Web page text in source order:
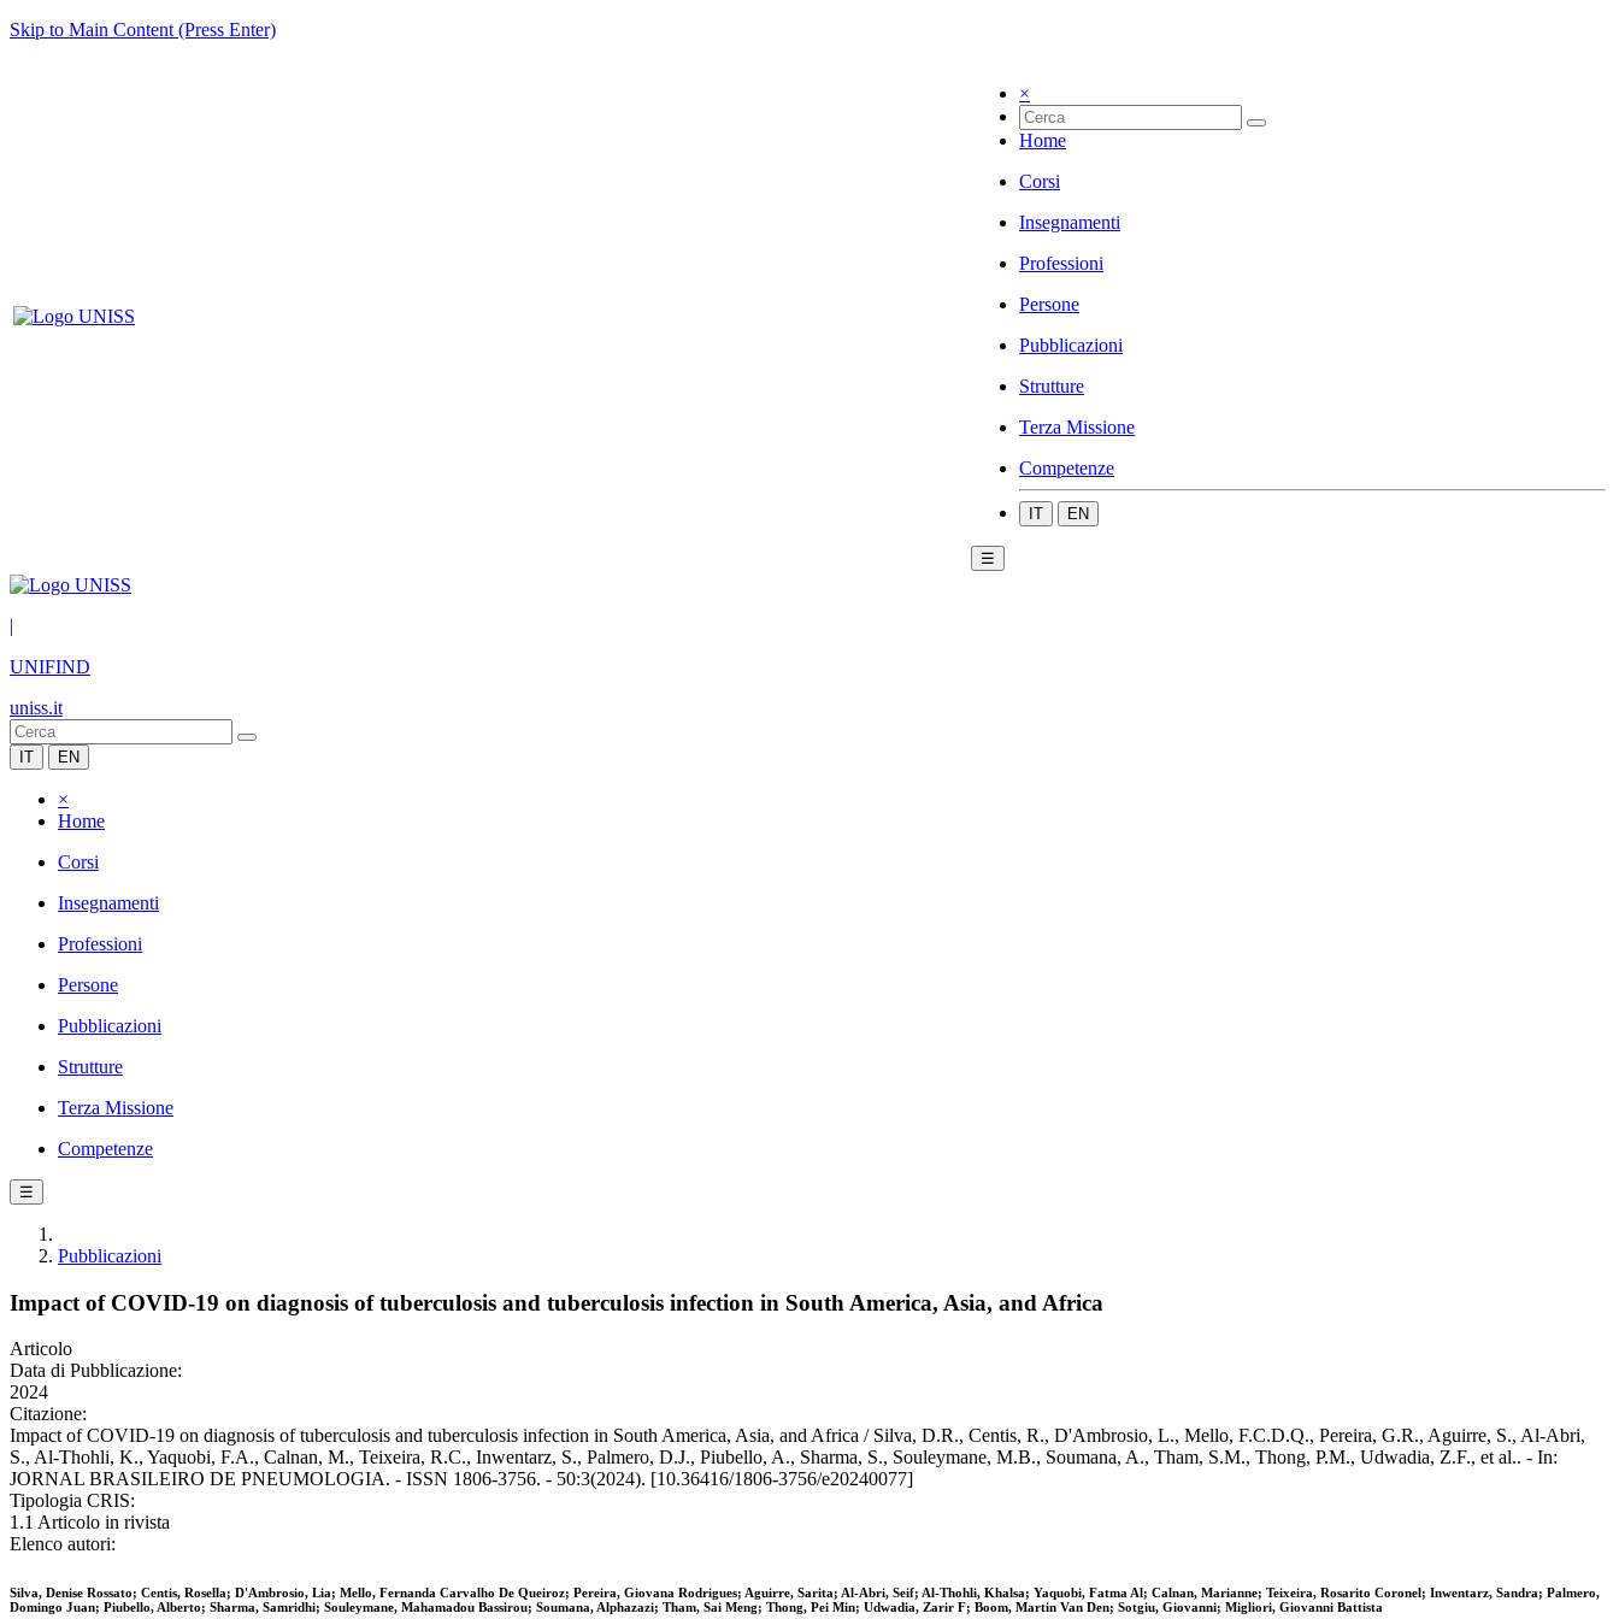
Skip to Main Content (Press Enter)
×
Home
Corsi
Insegnamenti
Professioni
Persone
Pubblicazioni
Strutture
Terza Missione
Competenze
IT EN
☰
|
UNIFIND
uniss.it
IT EN
×
Home
Corsi
Insegnamenti
Professioni
Persone
Pubblicazioni
Strutture
Terza Missione
Competenze
☰
Pubblicazioni
Impact of COVID-19 on diagnosis of tuberculosis and tuberculosis infection in South America, Asia, and Africa
Articolo
Data di Pubblicazione:
2024
Citazione:
Impact of COVID-19 on diagnosis of tuberculosis and tuberculosis infection in South America, Asia, and Africa / Silva, D.R., Centis, R., D'Ambrosio, L., Mello, F.C.D.Q., Pereira, G.R., Aguirre, S., Al-Abri,
S., Al-Thohli, K., Yaquobi, F.A., Calnan, M., Teixeira, R.C., Inwentarz, S., Palmero, D.J., Piubello, A., Sharma, S., Souleymane, M.B., Soumana, A., Tham, S.M., Thong, P.M., Udwadia, Z.F., et al.. - In:
JORNAL BRASILEIRO DE PNEUMOLOGIA. - ISSN 1806-3756. - 50:3(2024). [10.36416/1806-3756/e20240077]
Tipologia CRIS:
1.1 Articolo in rivista
Elenco autori:
Silva, Denise Rossato; Centis, Rosella; D'Ambrosio, Lia; Mello, Fernanda Carvalho De Queiroz; Pereira, Giovana Rodrigues; Aguirre, Sarita; Al-Abri, Seif; Al-Thohli, Khalsa; Yaquobi, Fatma Al; Calnan, Marianne; Teixeira, Rosarito Coronel; Inwentarz, Sandra; Palmero,
Domingo Juan; Piubello, Alberto; Sharma, Samridhi; Souleymane, Mahamadou Bassirou; Soumana, Alphazazi; Tham, Sai Meng; Thong, Pei Min; Udwadia, Zarir F; Boom, Martin Van Den; Sotgiu, Giovanni; Migliori, Giovanni Battista